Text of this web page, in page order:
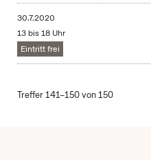
30.7.2020
13 bis 18 Uhr
Eintritt frei
Treffer 141–150 von 150